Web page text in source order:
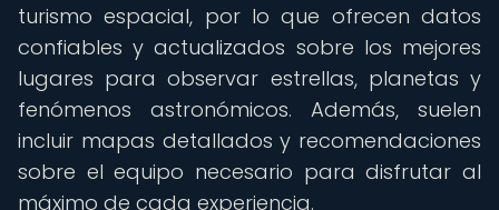
turismo espacial, por lo que ofrecen datos
confiables y actualizados sobre los mejores
lugares para observar estrellas, planetas y
fenómenos astronómicos. Además, suelen
incluir mapas detallados y recomendaciones
sobre el equipo necesario para disfrutar al
máximo de cada experiencia.